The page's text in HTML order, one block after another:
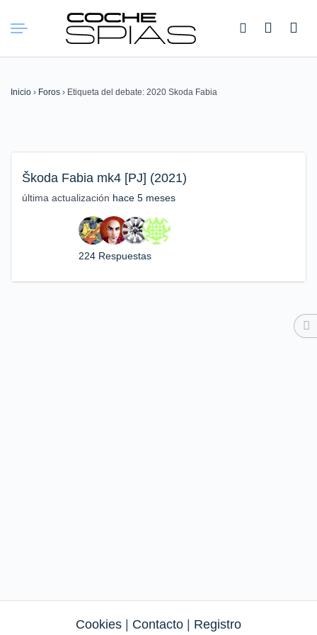
Buscar:
Inicio › Foros › Etiqueta del debate: 2020 Skoda Fabia
Škoda Fabia mk4 [PJ] (2021)
última actualización hace 5 meses
224 Respuestas
Cookies Contacto Registro